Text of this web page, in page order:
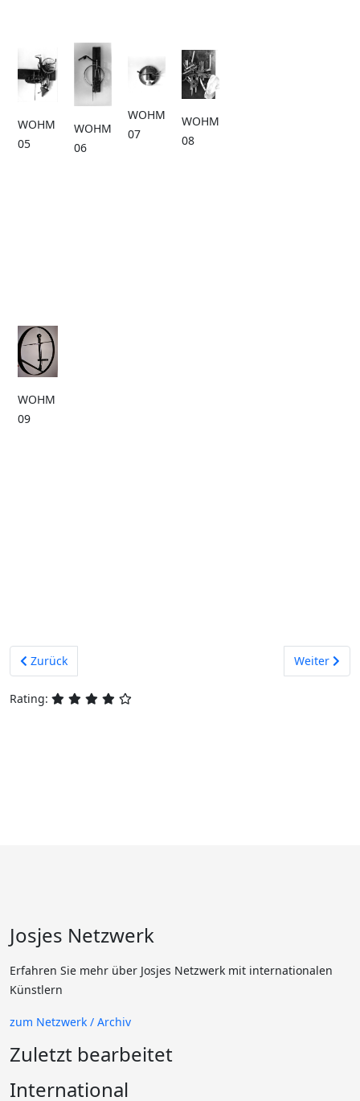
WOHM
05
WOHM
06
WOHM
07
WOHM
08
WOHM
09
Vorheriger Beitrag: Wandobjekte
Zurück Nächster
Weiter
Rating:
Josjes Netzwerk
Erfahren Sie mehr über Josjes Netzwerk mit internationalen
Künstlern
zum Netzwerk / Archiv
Zuletzt bearbeitet
International